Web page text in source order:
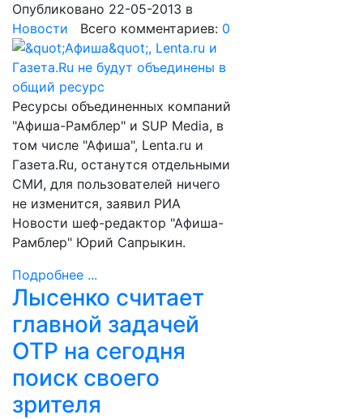
Опубликовано 22-05-2013 в
Новости Всего комментариев: 0
Ресурсы объединенных компаний
"Афиша-Рамблер" и SUP Media, в
том числе "Афиша", Lenta.ru и
Гaзета.Ru, останутся отдельными
СМИ, для пользователей ничего
не изменится, заявил РИА
Новости шеф-редактор "Афиша-
Рамблер" Юрий Сапрыкин.
Подробнее ...
Лысенко считает
главной задачей
ОТР на сегодня
поиск своего
зрителя